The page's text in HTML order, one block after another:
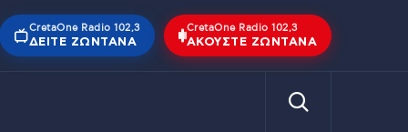
CretaOne Radio 102,3
ΔΕΊΤΕ ΖΩΝΤΑΝΆ
CretaOne Radio 102,3
ΑΚΟΎΣΤΕ ΖΩΝΤΑΝΆ